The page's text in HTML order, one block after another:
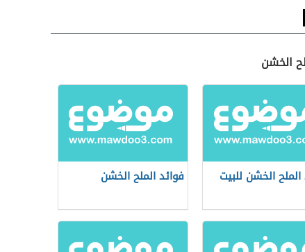
الخشن
الخشن للبيت فوائد الملح الخشن